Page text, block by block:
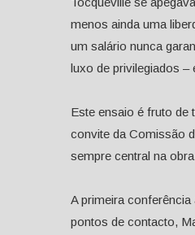
menos ainda uma
um salário nunca
luxo de privilegiados –
Este ensaio é fruto de
convite da Comissão
sempre central na
A primeira
pontos de contacto,